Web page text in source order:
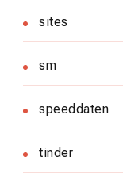
sites
sm
speeddaten
tinder